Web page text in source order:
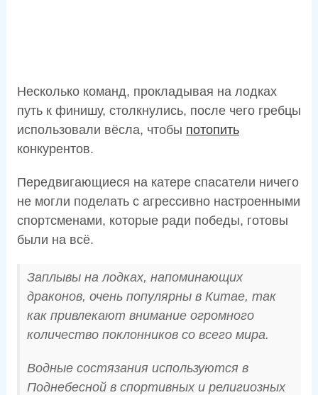
Несколько команд, прокладывая на лодках
путь к финишу, столкнулись, после чего гребцы
использовали вёсла, чтобы потопить
конкурентов.
Передвигающиеся на катере спасатели ничего
не могли поделать с агрессивно настроенными
спортсменами, которые ради победы, готовы
были на всё.
Заплывы на лодках, напоминающих
драконов, очень популярны в Китае, так
как привлекают внимание огромного
количество поклонников со всего мира.
Водные состязания используются в
Поднебесной в спортивных и религиозных